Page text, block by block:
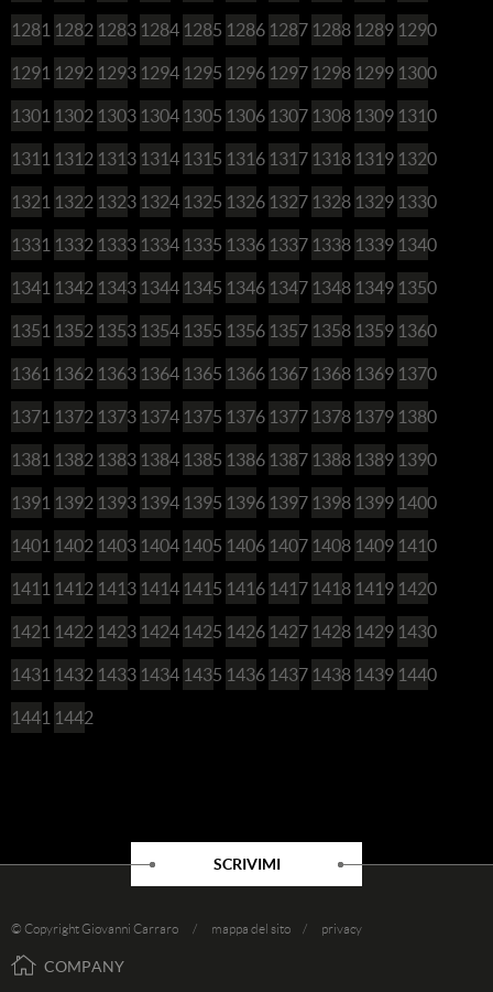
1281 1282 1283 1284 1285 1286 1287 1288 1289 1290
1291 1292 1293 1294 1295 1296 1297 1298 1299 1300
1301 1302 1303 1304 1305 1306 1307 1308 1309 1310
1311 1312 1313 1314 1315 1316 1317 1318 1319 1320
1321 1322 1323 1324 1325 1326 1327 1328 1329 1330
1331 1332 1333 1334 1335 1336 1337 1338 1339 1340
1341 1342 1343 1344 1345 1346 1347 1348 1349 1350
1351 1352 1353 1354 1355 1356 1357 1358 1359 1360
1361 1362 1363 1364 1365 1366 1367 1368 1369 1370
1371 1372 1373 1374 1375 1376 1377 1378 1379 1380
1381 1382 1383 1384 1385 1386 1387 1388 1389 1390
1391 1392 1393 1394 1395 1396 1397 1398 1399 1400
1401 1402 1403 1404 1405 1406 1407 1408 1409 1410
1411 1412 1413 1414 1415 1416 1417 1418 1419 1420
1421 1422 1423 1424 1425 1426 1427 1428 1429 1430
1431 1432 1433 1434 1435 1436 1437 1438 1439 1440
1441 1442
SCRIVIMI
© Copyright Giovanni Carraro / mappa del sito / privacy
COMPANY